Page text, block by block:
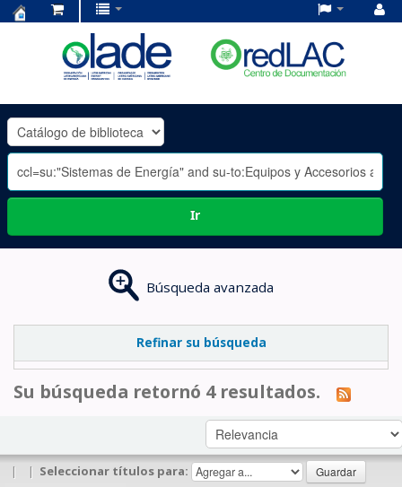
OLADE
-
Ir
Búsqueda avanzada
Refinar su búsqueda
Su búsqueda retornó 4 resultados.
| | Seleccionar títulos para: